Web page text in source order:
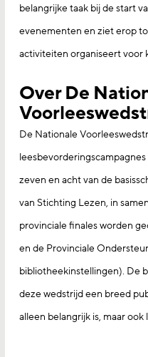
belangrijke taak bij de start
evenementen en ziet erop
activiteiten organiseert voor
Over De
De Nationale
zeven en acht van de
van Stichting Lezen, in
provinciale finales worden
en de Provinciale
bibliotheekinstellingen). De
deze wedstrijd een breed
alleen belangrijk is, maar ook